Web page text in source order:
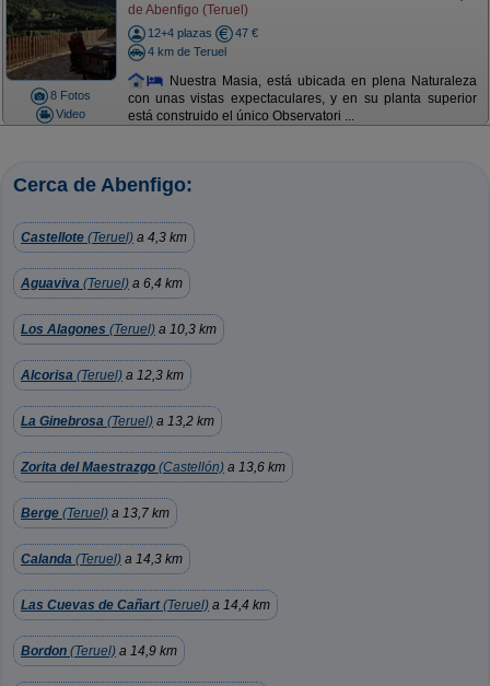
8 Fotos
Video
de Abenfigo (Teruel)
12+4 plazas
47 €
4 km de Teruel
Nuestra Masia, está ubicada en plena Naturaleza
con unas vistas expectaculares, y en su planta superior
está construido el único Observatori ...
Cerca de Abenfigo:
Castellote (Teruel) a 4,3 km
Aguaviva (Teruel) a 6,4 km
Los Alagones (Teruel) a 10,3 km
Alcorisa (Teruel) a 12,3 km
La Ginebrosa (Teruel) a 13,2 km
Zorita del Maestrazgo (Castellón) a 13,6 km
Berge (Teruel) a 13,7 km
Calanda (Teruel) a 14,3 km
Las Cuevas de Cañart(Teruel) a 14,4 km
Bordon (Teruel) a 14,9 km